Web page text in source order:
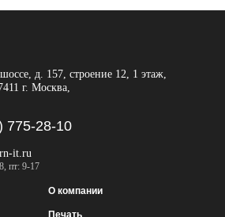
д. 157, строение 12, 1 этаж,
г. Москва,
775-28-10
it.ru
пт: 9-17
О компании
Печать